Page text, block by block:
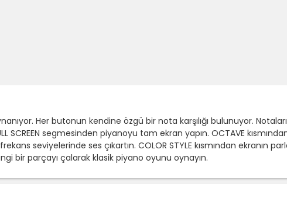
Her butonun kendine özgü bir nota karşılığı bulunuyor.
SCREEN segmesinden piyanoyu tam ekran yapın. OCTAVE
seviyelerinde ses çıkartın. COLOR STYLE kısmından ekranın
bir parçayı çalarak klasik piyano oyunu oynayın.